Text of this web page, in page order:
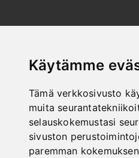
Käytämme
Tämä verkkosivusto
muita
selauskokemustasi
sivuston
paremman